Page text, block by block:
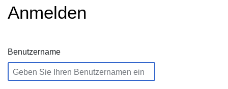
Anmelden
Wechseln zu:Navigation
Benutzername